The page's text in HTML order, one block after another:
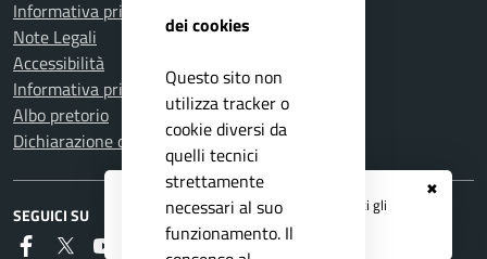
✖
Registrati ai serviziAPP IO
e ricevi tutti gli
aggiornamenti dall'Ente
Informativa privacy
Note Legali
Accessibilità
Informativa privacy Videosorveglianza
Albo pretorio
Dichiarazione di accessibilità
SEGUICI SU
FaceboookTwitter YoutubeRSS
dei cookies
Questo sito non
utilizza tracker o
cookie diversi da
quelli tecnici
strettamente
necessari al suo
funzionamento. Il